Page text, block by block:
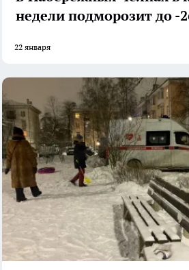
недели подморозит до -
22 января